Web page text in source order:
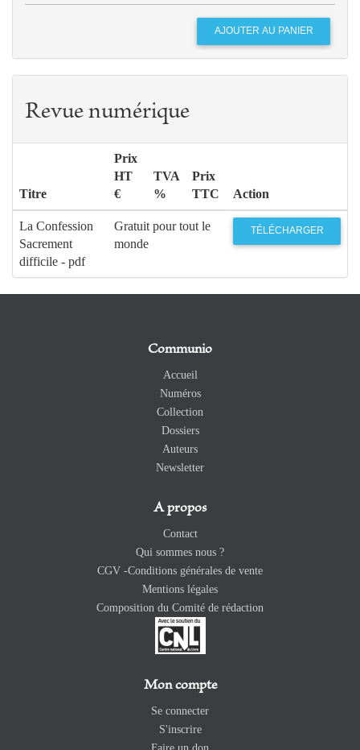
Revue numérique
Titre
Prix
HT
€
TVA
%
Prix
TTC
Action
La Confession
Sacrement
difficile - pdf
Gratuit pour tout le
monde
TÉLÉCHARGER
Communio
Accueil
Numéros
Collection
Dossiers
Auteurs
Newsletter
A propos
Contact
Qui sommes nous ?
CGV -Conditions générales de vente
Mentions légales
Composition du Comité de rédaction
Mon compte
Se connecter
S'inscrire